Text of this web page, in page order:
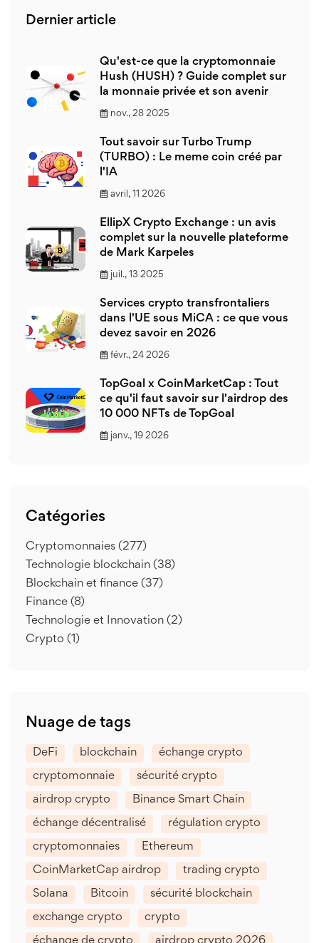
Dernier article
Qu'est-ce que la cryptomonnaie
Hush (HUSH) ? Guide complet sur
la monnaie privée et son avenir
nov., 28 2025
Tout savoir sur Turbo Trump
(TURBO) : Le meme coin créé par
l'IA
avril, 11 2026
EllipX Crypto Exchange : un avis
complet sur la nouvelle plateforme
de Mark Karpeles
juil., 13 2025
Services crypto transfrontaliers
dans l'UE sous MiCA : ce que vous
devez savoir en 2026
févr., 24 2026
TopGoal x CoinMarketCap : Tout
ce qu'il faut savoir sur l'airdrop des
10 000 NFTs de TopGoal
janv., 19 2026
Catégories
Cryptomonnaies (277)
Technologie blockchain (38)
Blockchain et finance (37)
Finance (8)
Technologie et Innovation (2)
Crypto (1)
Nuage de tags
DeFi blockchain échange crypto
cryptomonnaie sécurité crypto
airdrop crypto Binance Smart Chain
échange décentralisé régulation crypto
cryptomonnaies Ethereum
CoinMarketCap airdrop trading crypto
Solana Bitcoin sécurité blockchain
exchange crypto crypto
échange de crypto airdrop crypto 2026